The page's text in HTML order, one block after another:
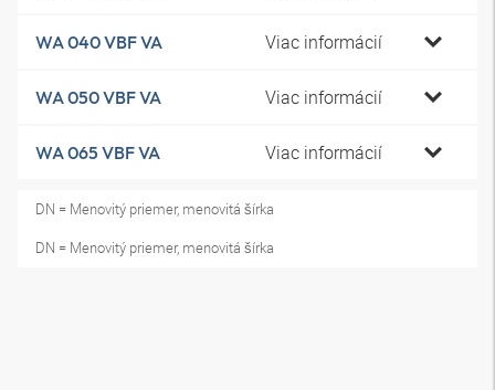
WA 040 VBF VA Viac informácií
WA 050 VBF VA Viac informácií
WA 065 VBF VA Viac informácií
DN = Menovitý priemer, menovitá šírka
DN = Menovitý priemer, menovitá šírka